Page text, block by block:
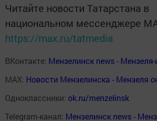
Читайте новости Татарстана в
национальном мессенджере
https://max.ru/tatmedia
ВКонтакте: Мензелинск news -
MAX: Новости Мензелинска - Мензеля
Одноклассники: ok.ru/menzelinsk
Telegram-канал: Мензелинск news -